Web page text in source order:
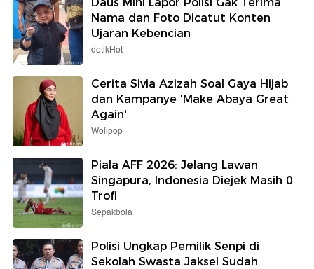
Nama dan Foto Dicatut Konten
Ujaran Kebencian
detikHot
Cerita Sivia Azizah Soal Gaya Hijab
dan Kampanye 'Make Abaya Great
Again'
Wolipop
Piala AFF 2026: Jelang Lawan
Singapura, Indonesia Diejek Masih 0
Trofi
Sepakbola
Polisi Ungkap Pemilik Senpi di
Sekolah Swasta Jaksel Sudah